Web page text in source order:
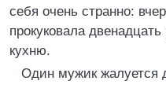
себя очень странно:
прокуковала
кухню.
Один мужик жалуется